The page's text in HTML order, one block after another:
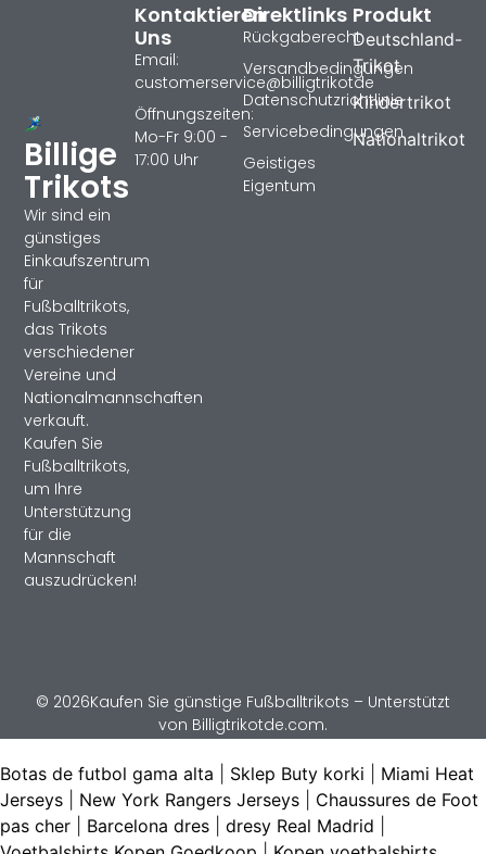
Billige
Trikots
Wir sind ein
günstiges
Einkaufszentrum
für
Fußballtrikots,
das Trikots
verschiedener
Vereine und
Nationalmannschaften
verkauft.
Kaufen Sie
Fußballtrikots,
um Ihre
Unterstützung
für die
Mannschaft
auszudrücken!
Produkt
Deutschland-
Trikot
Kindertrikot
Nationaltrikot
Direktlinks
Rückgaberecht
Versandbedingungen
Datenschutzrichtlinie
Servicebedingungen
Geistiges
Eigentum
Kontaktieren
Uns
Email:
customerservice@billigtrikotde
Öffnungszeiten:
Mo-Fr 9:00 -
17:00 Uhr
© 2026Kaufen Sie günstige Fußballtrikots – Unterstützt
von Billigtrikotde.com.
Botas de futbol gama alta Sklep Buty korki
Miami Heat
Jerseys
New York Rangers Jerseys
Chaussures de Foot
pas cher
Barcelona dres dresy Real Madrid